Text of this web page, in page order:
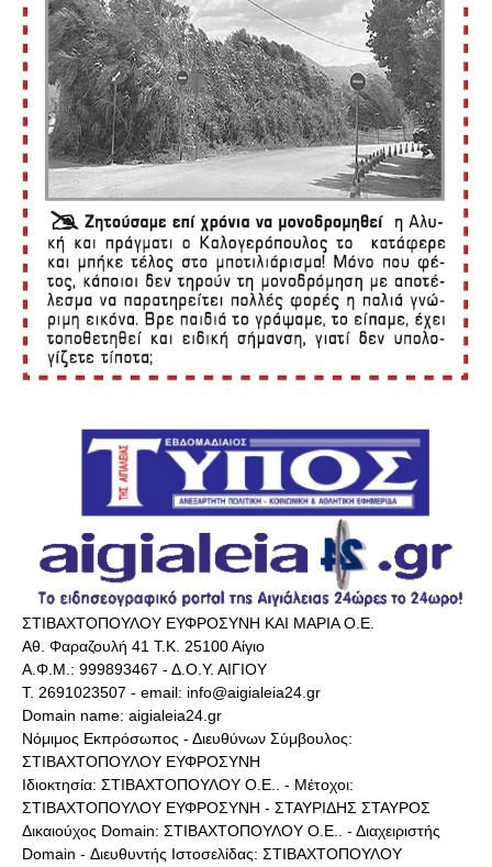
ΣΤΙΒΑΧΤΟΠΟΥΛΟΥ ΕΥΦΡΟΣΥΝΗ ΚΑΙ ΜΑΡΙΑ Ο.Ε.
Αθ. Φαραζουλή 41 Τ.Κ. 25100 Αίγιο
Α.Φ.Μ.: 999893467 - Δ.Ο.Υ. ΑΙΓΙΟΥ
Τ. 2691023507 - email: info@aigialeia24.gr
Domain name: aigialeia24.gr
Νόμιμος Εκπρόσωπος - Διευθύνων Σύμβουλος:
ΣΤΙΒΑΧΤΟΠΟΥΛΟΥ ΕΥΦΡΟΣΥΝΗ
Ιδιοκτησία: ΣΤΙΒΑΧΤΟΠΟΥΛΟΥ Ο.Ε.. - Μέτοχοι:
ΣΤΙΒΑΧΤΟΠΟΥΛΟΥ ΕΥΦΡΟΣΥΝΗ - ΣΤΑΥΡΙΔΗΣ ΣΤΑΥΡΟΣ
Δικαιούχος Domain: ΣΤΙΒΑΧΤΟΠΟΥΛΟΥ Ο.Ε.. - Διαχειριστής
Domain - Διευθυντής Ιστοσελίδας: ΣΤΙΒΑΧΤΟΠΟΥΛΟΥ